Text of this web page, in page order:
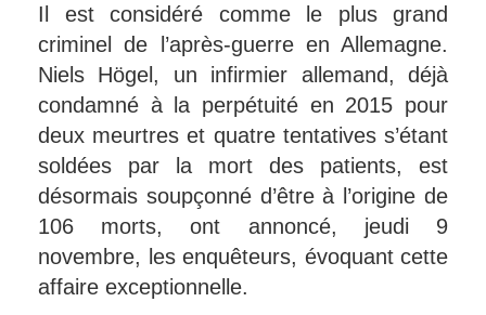
Il est considéré comme le plus grand
criminel de l’après-guerre en Allemagne.
Niels Högel, un infirmier allemand, déjà
condamné à la perpétuité en 2015 pour
deux meurtres et quatre tentatives s’étant
soldées par la mort des patients, est
désormais soupçonné d’être à l’origine de
106 morts, ont annoncé, jeudi 9
novembre, les enquêteurs, évoquant cette
affaire exceptionnelle.